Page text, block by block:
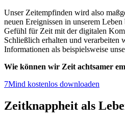
Unser Zeitempfinden wird also
neuen Ereignissen in unserem
Gefühl für Zeit mit der digitalen
Schließlich erhalten und verarbeiten
Informationen als beispielsweise
Wie können wir Zeit achtsamer
7Mind kostenlos downloaden
Zeitknappheit als